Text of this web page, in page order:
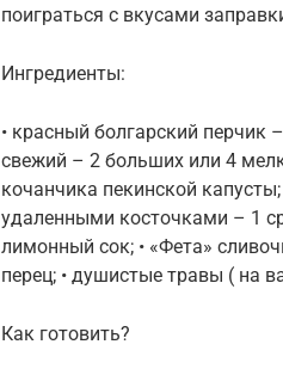
поиграться с вкусами
Ингредиенты:
• красный болгарский перчик
свежий – 2 больших или 4
кочанчика пекинской
удаленными косточками – 1
лимонный сок; • «Фета»
перец; • душистые травы ( на
Как готовить?